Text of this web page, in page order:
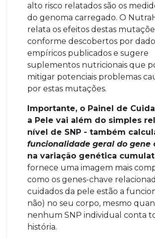
alto risco relatados são os
do genoma carregado. O
relata os efeitos destas
conforme descobertos por
empíricos publicados e sugere
suplementos nutricionais que
mitigar potenciais problemas
por estas mutações.
Importante, o Painel de
a Pele vai além do simples
nível de SNP - também
funcionalidade geral do gene
na variação genética
fornece uma imagem mais
como os genes-chave
cuidados da pele estão a
não) no seu corpo, mesmo
nenhum SNP individual conta
história.